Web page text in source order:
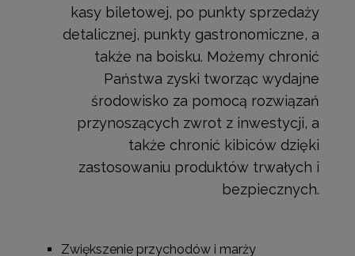
kasy biletowej, po punkty sprzedaży
detalicznej, punkty gastronomiczne, a
także na boisku. Możemy chronić
Państwa zyski tworząc wydajne
środowisko za pomocą rozwiązań
przynoszących zwrot z inwestycji, a
także chronić kibiców dzięki
zastosowaniu produktów trwałych i
bezpiecznych.
Zwiększenie przychodów i marży